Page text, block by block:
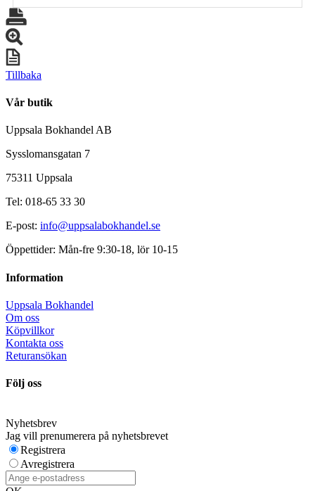
Tillbaka
Vår butik
Uppsala Bokhandel AB
Sysslomansgatan 7
75311 Uppsala
Tel: 018-65 33 30
E-post: info@uppsalabokhandel.se
Öppettider: Mån-fre 9:30-18, lör 10-15
Information
Uppsala Bokhandel
Om oss
Köpvillkor
Kontakta oss
Returansökan
Följ oss
Nyhetsbrev
Jag vill prenumerera på nyhetsbrevet
Registrera
Avregistrera